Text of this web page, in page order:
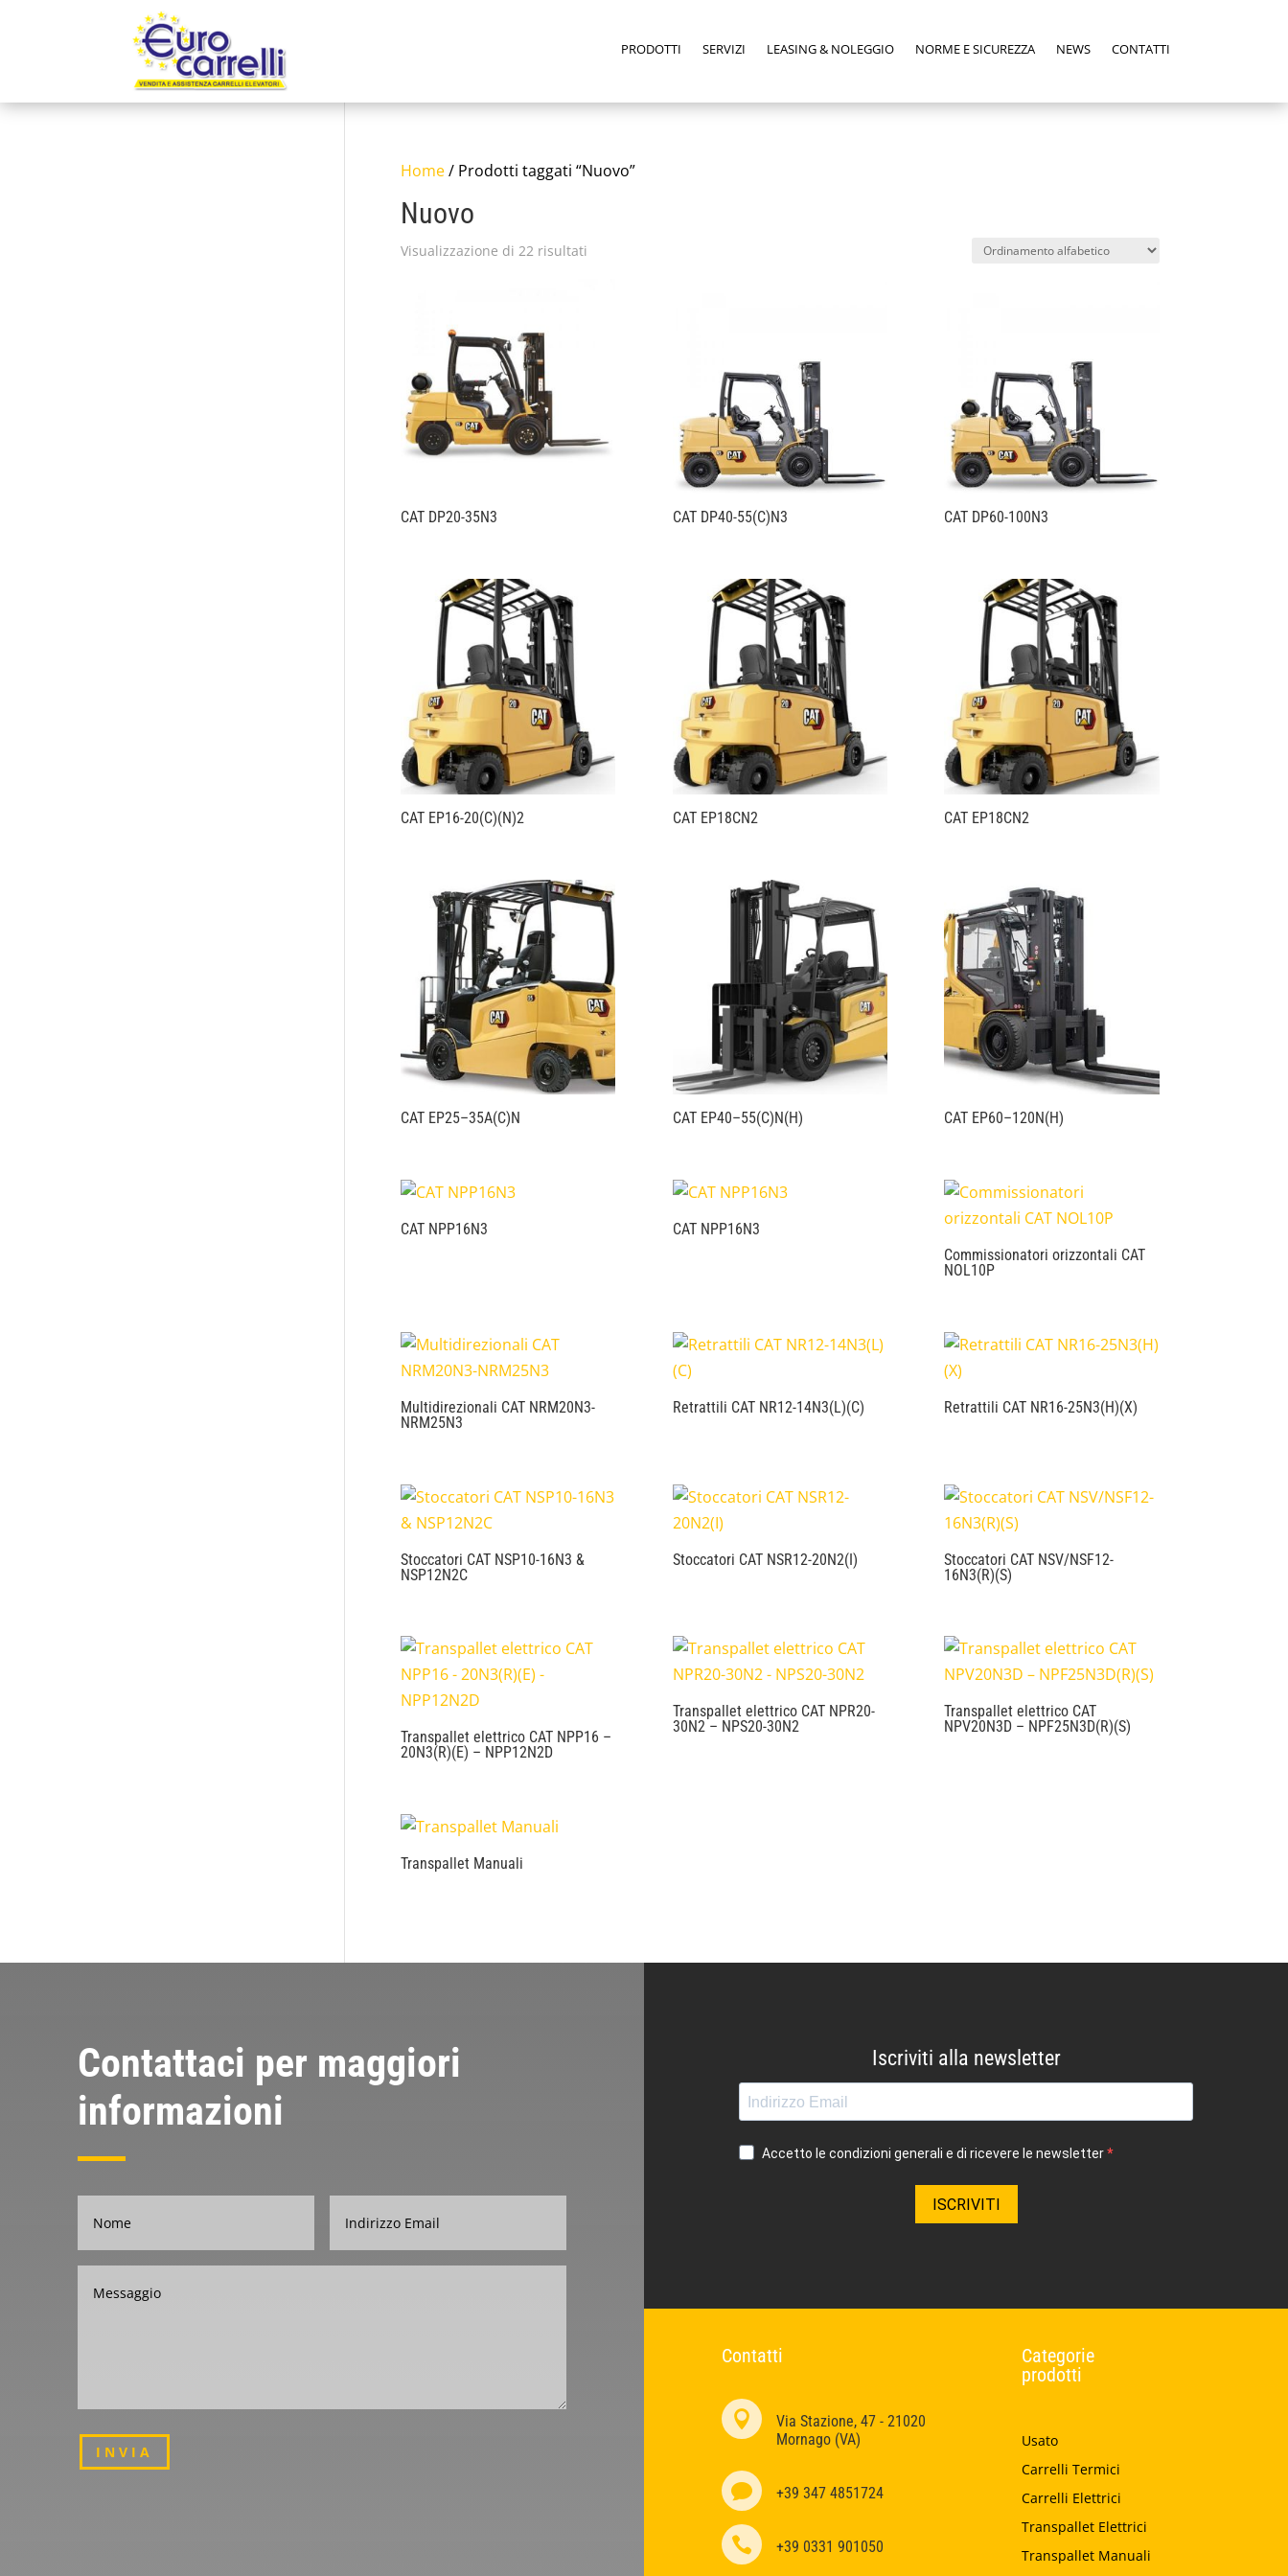
PRODOTTI SERVIZI LEASING & NOLEGGIO NORME E SICUREZZA NEWS CONTATTI
Home/ Prodotti taggati “Nuovo”
Nuovo
Visualizzazione di 22 risultati
CAT DP20-35N3 CAT DP40-55(C)N3 CAT DP60-100N3
CAT EP16-20(C)(N)2 CAT EP18CN2 CAT EP18CN2
CAT EP25–35A(C)N CAT EP40–55(C)N(H) CAT EP60–120N(H)
CAT NPP16N3
CAT NPP16N3
Commissionatori orizzontali CAT
NOL10P
Multidirezionali CAT NRM20N3-
NRM25N3
Retrattili CAT NR12-14N3(L)(C) Retrattili CAT NR16-25N3(H)(X)
Stoccatori CAT NSP10-16N3 &
NSP12N2C
Stoccatori CAT NSR12-20N2(I)
Stoccatori CAT NSV/NSF12-
16N3(R)(S)
Transpallet elettrico CAT NPP16 –
20N3(R)(E) – NPP12N2D
Transpallet elettrico CAT NPR20-
30N2 – NPS20-30N2
Transpallet elettrico CAT
NPV20N3D – NPF25N3D(R)(S)
Transpallet Manuali
Contattaci per maggiori
informazioni
INVIA
Iscriviti alla newsletter
Accetto le condizioni generali e di ricevere le newsletter
ISCRIVITI
Contatti

Via Stazione, 47 - 21020
Mornago (VA)
 +39 347 4851724
 +39 0331 901050
Categorie
prodotti
Usato
Carrelli Termici
Carrelli Elettrici
Transpallet Elettrici
Transpallet Manuali